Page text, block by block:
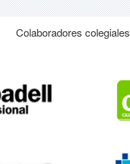
Colaboradores colegiales